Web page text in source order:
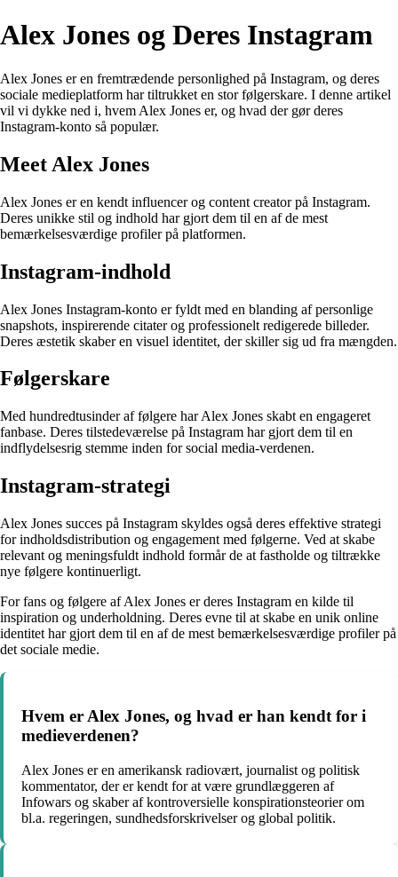
Alex Jones og Deres Instagram
Alex Jones er en fremtrædende personlighed på Instagram, og deres
sociale medieplatform har tiltrukket en stor følgerskare. I denne artikel
vil vi dykke ned i, hvem Alex Jones er, og hvad der gør deres
Instagram-konto så populær.
Meet Alex Jones
Alex Jones er en kendt influencer og content creator på Instagram.
Deres unikke stil og indhold har gjort dem til en af de mest
bemærkelsesværdige profiler på platformen.
Instagram-indhold
Alex Jones Instagram-konto er fyldt med en blanding af personlige
snapshots, inspirerende citater og professionelt redigerede billeder.
Deres æstetik skaber en visuel identitet, der skiller sig ud fra mængden.
Følgerskare
Med hundredtusinder af følgere har Alex Jones skabt en engageret
fanbase. Deres tilstedeværelse på Instagram har gjort dem til en
indflydelsesrig stemme inden for social media-verdenen.
Instagram-strategi
Alex Jones succes på Instagram skyldes også deres effektive strategi
for indholdsdistribution og engagement med følgerne. Ved at skabe
relevant og meningsfuldt indhold formår de at fastholde og tiltrække
nye følgere kontinuerligt.
For fans og følgere af Alex Jones er deres Instagram en kilde til
inspiration og underholdning. Deres evne til at skabe en unik online
identitet har gjort dem til en af de mest bemærkelsesværdige profiler på
det sociale medie.
Hvem er Alex Jones, og hvad er han kendt for i
medieverdenen?
Alex Jones er en amerikansk radiovært, journalist og politisk
kommentator, der er kendt for at være grundlæggeren af ​​
Infowars og skaber af kontroversielle konspirationsteorier om
bl.a. regeringen, sundhedsforskrivelser og global politik.